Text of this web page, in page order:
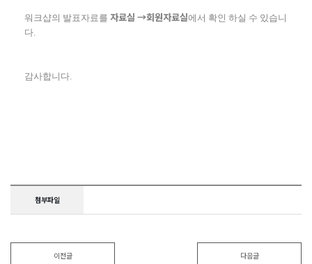
워크샵의 발표자료를 자료실 →회원자료실에서 확인 하실 수 있습니
다.
감사합니다.
첨부파일
이전글 다음글